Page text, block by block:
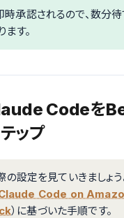
承認されるので、数分待
す。
Codeを
ップ
の設定を見ていきましょう
Code on
）に基づいた手順です。